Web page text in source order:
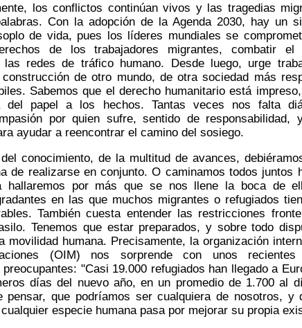
los conflictos continúan vivos y las tragedias
Con la adopción de la Agenda 2030, hay un
de vida, pues los líderes mundiales se
de los trabajadores migrantes, combatir el
las redes de tráfico humano. Desde luego, urge
de otro mundo, de otra sociedad más
Sabemos que el derecho humanitario está
del papel a los hechos. Tantas veces nos falta
por quien sufre, sentido de responsabilidad,
ayudar a reencontrar el camino del sosiego.
conocimiento, de la multitud de avances,
de realizarse en conjunto. O caminamos todos juntos
hallaremos por más que se nos llene la boca de
en las que muchos migrantes o refugiados
También cuesta entender las restricciones
Tenemos que estar preparados, y sobre todo
movilidad humana. Precisamente, la organización
(OIM) nos sorprende con unos recientes
"Casi 19.000 refugiados han llegado a
días del nuevo año, en un promedio de 1.700 al
pensar, que podríamos ser cualquiera de nosotros, y
especie humana pasa por mejorar su propia